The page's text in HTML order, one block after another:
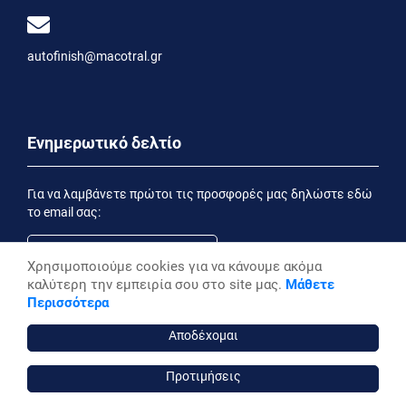
autofinish@macotral.gr
Ενημερωτικό δελτίο
Για να λαμβάνετε πρώτοι τις προσφορές μας δηλώστε εδώ
το email σας:
Εγγραφή
Έχοντας ενημερωθεί από την
επιθυμώ να λαμβάνω ενημερωτικά email
Powered by Stonewave
Χρησιμοποιούμε cookies για να κάνουμε ακόμα
καλύτερη την εμπειρία σου στο site μας. Μάθετε
Περισσότερα
Αποδέχομαι
Προτιμήσεις